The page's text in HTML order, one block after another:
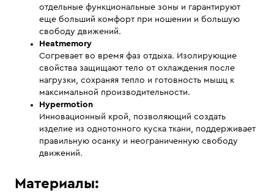
отдельные функциональные зоны и гарантируют
еще больший комфорт при ношении и большую
свободу движений.
Heatmemory
Согревает во время фаз отдыха. Изолирующие
свойства защищают тело от охлаждения после
нагрузки, сохраняя тепло и готовность мышц к
максимальной производительности.
Hypermotion
Инновационный крой, позволяющий создать
изделие из однотонного куска ткани, поддерживает
правильную осанку и неограниченную свободу
движений.
Материалы: